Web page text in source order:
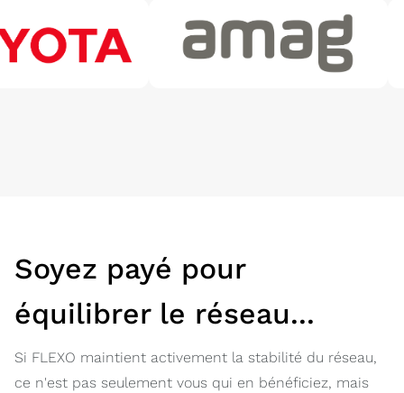
Soyez payé pour
équilibrer le réseau...
Si FLEXO maintient activement la stabilité du réseau,
ce n'est pas seulement vous qui en bénéficiez, mais